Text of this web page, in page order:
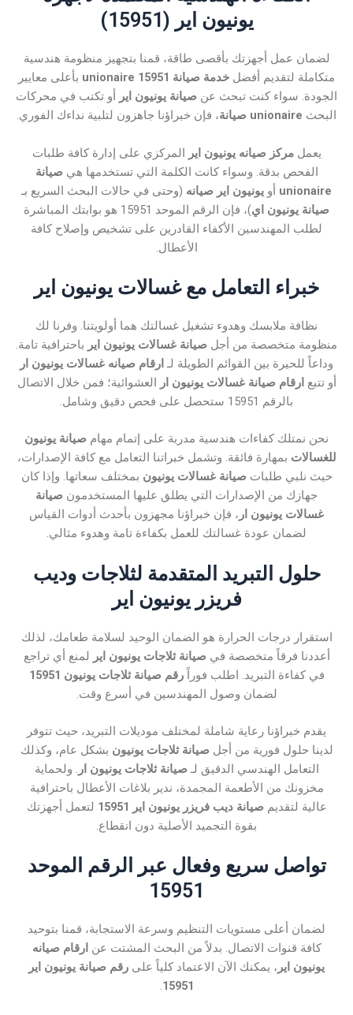
يونيون اير (15951)
لضمان عمل أجهزتك بأقصى طاقة، قمنا بتجهيز منظومة هندسية
متكاملة لتقديم أفضل خدمة صيانة unionaire 15951
بأعلى معايير
الجودة. سواء كنت تبحث عن صيانة يونيون اير
أو تكتب في محركات
البحث unionaire صيانة ، فإن خبراؤنا جاهزون لتلبية نداءك الفوري.
يعملمركز صيانه يونيون اير المركزي على إدارة كافة طلبات
الفحص بدقة. وسواء كانت الكلمة التي تستخدمها هي صيانة
unionaire أو يونيون اير صيانه (وحتى في حالات البحث السريع بـ
صيانة يونيون اي
)، فإن الرقم الموحد 15951 هو بوابتك المباشرة
لطلب المهندسين الأكفاء القادرين على تشخيص وإصلاح كافة
الأعطال.
خبراء التعامل مع غسالات يونيون اير
نظافة ملابسك وهدوء تشغيل غسالتك هما أولويتنا. وفرنا لك
منظومة متخصصة من أجل صيانة غسالات يونيون اير باحترافية تامة.
وداعاً للحيرة بين القوائم الطويلة لـ ارقام صيانه غسالات يونيون ار
أو تتبع ارقام صيانة غسالات يونيون ار العشوائية؛ فمن خلال الاتصال
بالرقم 15951 ستحصل على فحص دقيق وشامل.
نحن نمتلك كفاءات هندسية مدربة على إتمام مهام صيانة يونيون
للغسالات بمهارة فائقة. وتشمل خبراتنا التعامل مع كافة الإصدارات،
حيث نلبي طلبات صيانة غسالات يونيون بمختلف سعاتها. وإذا كان
جهازك من الإصدارات التي يطلق عليها المستخدمون صيانة
غسالات يونيون ار ، فإن خبراؤنا مجهزون بأحدث أدوات القياس
لضمان عودة غسالتك للعمل بكفاءة تامة وهدوء مثالي.
حلول التبريد المتقدمة لثلاجات وديب
فريزر يونيون اير
استقرار درجات الحرارة هو الضمان الوحيد لسلامة طعامك، لذلك
أعددنا فرقاً متخصصة في صيانة ثلاجات يونيون اير لمنع أي تراجع
في كفاءة التبريد. اطلب فوراًرقم صيانة ثلاجات يونيون 15951
لضمان وصول المهندسين في أسرع وقت.
يقدم خبراؤنا رعاية شاملة لمختلف موديلات التبريد، حيث تتوفر
لدينا حلول فورية من أجل صيانة ثلاجات يونيون بشكل عام، وكذلك
التعامل الهندسي الدقيق لـ صيانة ثلاجات يونيون ار . ولحماية
مخزونك من الأطعمة المجمدة، ندير بلاغات الأعطال باحترافية
عالية لتقديم صيانة ديب فريزر يونيون اير 15951
لتعمل أجهزتك
بقوة التجميد الأصلية دون انقطاع.
تواصل سريع وفعال عبر الرقم الموحد
15951
لضمان أعلى مستويات التنظيم وسرعة الاستجابة، قمنا بتوحيد
كافة قنوات الاتصال. بدلاً من البحث المشتت عن ارقام صيانه
يونيون اير ، يمكنك الآن الاعتماد كلياً على رقم صيانة يونيون اير
15951
.